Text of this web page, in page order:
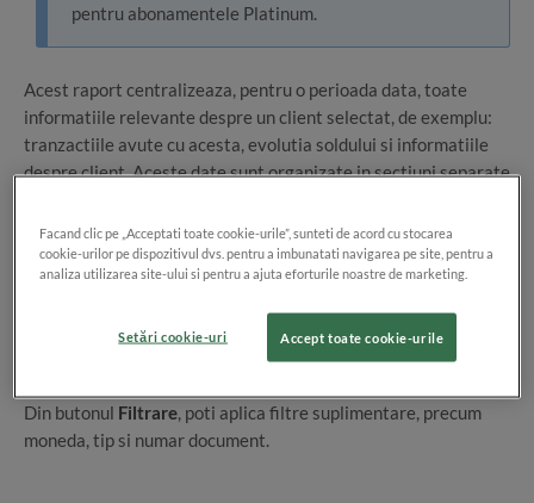
pentru abonamentele Platinum.
Acest raport centralizeaza, pentru o perioada data, toate
informatiile relevante despre un client selectat, de exemplu:
tranzactiile avute cu acesta, evolutia soldului si informatiile
despre client. Aceste date sunt organizate in sectiuni separate
Raportul se afiseaza pentru fiecare client in parte, detaliat.
Din butonul Filtrare, poti aplica filtre suplimentare, precum
moneda, tip si numar document.
Facand clic pe „Acceptati toate cookie-urile”, sunteti de acord cu stocarea
cookie-urilor pe dispozitivul dvs. pentru a imbunatati navigarea pe site, pentru a
analiza utilizarea site-ului si pentru a ajuta eforturile noastre de marketing.
Accept toate cookie-urile
Setări cookie-uri